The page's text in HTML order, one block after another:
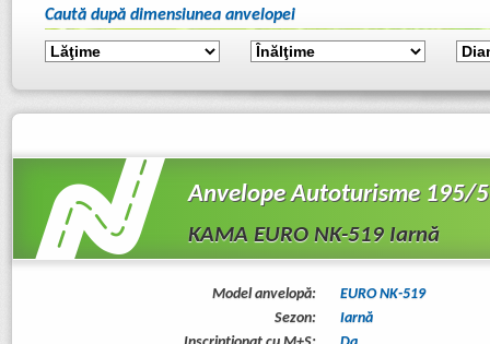
Caută după dimensiunea anvelopei
Anvelope Autoturisme 195/
KAMA EURO NK-519 Iarnă
Model anvelopă:
EURO NK-519
Sezon:
Iarnă